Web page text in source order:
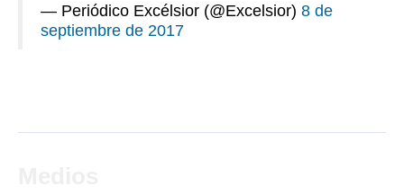
— Periódico Excélsior (@Excelsior) 8 de
septiembre de 2017